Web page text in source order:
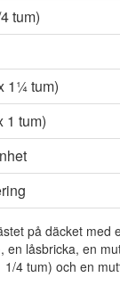
tum)
1¼ tum)
1 tum)
på däcket med
en låsbricka, en
1/4 tum) och en